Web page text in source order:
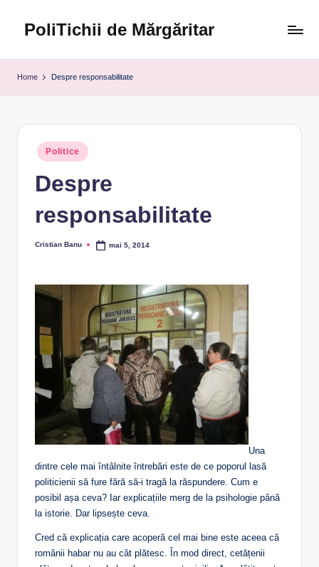
PoliTichii de Mărgăritar
Home Despre responsabilitate
Posted
in
Politice
Despre
responsabilitate
Posted
Cristian Banu mai 5, 2014
Una
dintre cele mai întâlnite întrebări este de ce poporul lasă
politicienii să fure fără să-i tragă la răspundere. Cum e
posibil așa ceva? Iar explicațiile merg de la psihologie până
la istorie. Dar lipsește ceva.
Cred că explicația care acoperă cel mai bine este aceea că
românii habar nu au cât plătesc. În mod direct, cetățenii